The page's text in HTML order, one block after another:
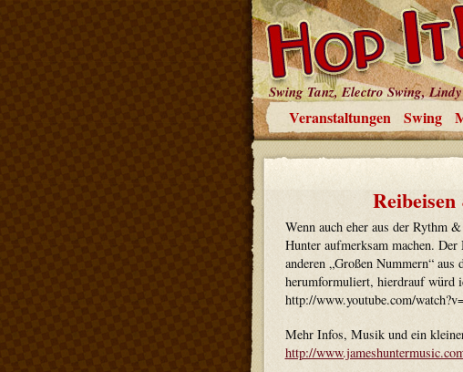
Swing Tanz, Electro Swing,
Veranstaltungen Swing
Wenn auch eher aus der Rythm
Hunter aufmerksam machen.
anderen „Großen Nummern“
herumformuliert, hierdrauf würd
http://www.youtube.com/
Mehr Infos, Musik und ein
http://